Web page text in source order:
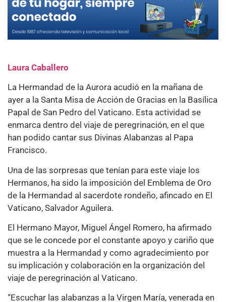
Laura Caballero
La Hermandad de la Aurora acudió en la mañana de
ayer a la Santa Misa de Acción de Gracias en la Basílica
Papal de San Pedro del Vaticano. Esta actividad se
enmarca dentro del viaje de peregrinación, en el que
han podido cantar sus Divinas Alabanzas al Papa
Francisco.
Una de las sorpresas que tenían para este viaje los
Hermanos, ha sido la imposición del Emblema de Oro
de la Hermandad al sacerdote rondeño, afincado en El
Vaticano, Salvador Aguilera.
El Hermano Mayor, Miguel Ángel Romero, ha afirmado
que se le concede por el constante apoyo y cariño que
muestra a la Hermandad y como agradecimiento por
su implicación y colaboración en la organización del
viaje de peregrinación al Vaticano.
“Escuchar las alabanzas a la Virgen María, venerada en